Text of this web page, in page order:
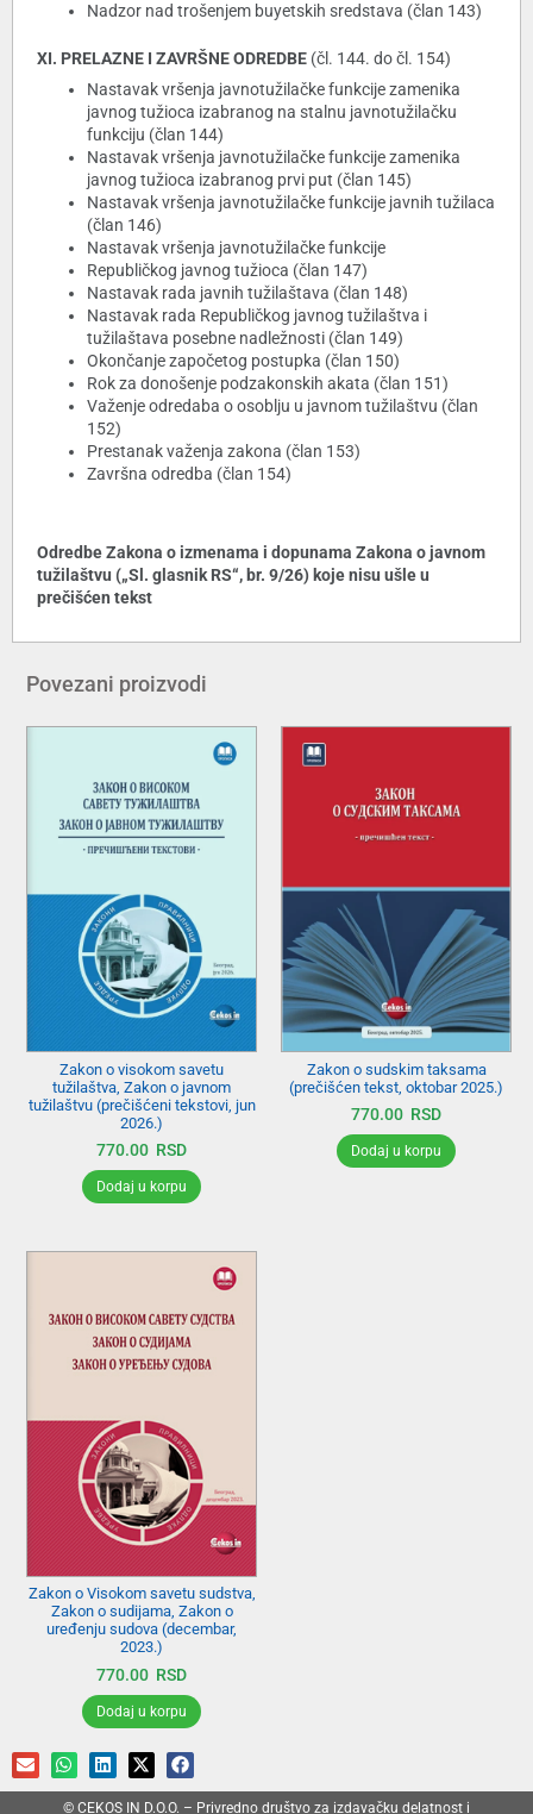
Nadzor nad trošenjem buyetskih sredstava (član 143)
XI. PRELAZNE I ZAVRŠNE ODREDBE (čl. 144. do čl. 154)
Nastavak vršenja javnotužilačke funkcije zamenika
javnog tužioca izabranog na stalnu javnotužilačku
funkciju (član 144)
Nastavak vršenja javnotužilačke funkcije zamenika
javnog tužioca izabranog prvi put (član 145)
Nastavak vršenja javnotužilačke funkcije javnih tužilaca
(član 146)
Nastavak vršenja javnotužilačke funkcije
Republičkog javnog tužioca (član 147)
Nastavak rada javnih tužilaštava (član 148)
Nastavak rada Republičkog javnog tužilaštva i
tužilaštava posebne nadležnosti (član 149)
Okončanje započetog postupka (član 150)
Rok za donošenje podzakonskih akata (član 151)
Važenje odredaba o osoblju u javnom tužilaštvu (član
152)
Prestanak važenja zakona (član 153)
Završna odredba (član 154)
Odredbe Zakona o izmenama i dopunama Zakona o javnom
tužilaštvu („Sl. glasnik RS“, br. 9/26) koje nisu ušle u
prečišćen tekst
Povezani proizvodi
Zakon o visokom savetu
tužilaštva, Zakon o javnom
tužilaštvu (prečišćeni tekstovi, jun
2026.)
770.00 RSD
Dodaj u korpu
Zakon o sudskim taksama
(prečišćen tekst, oktobar 2025.)
770.00 RSD
Dodaj u korpu
Zakon o Visokom savetu sudstva,
Zakon o sudijama, Zakon o
uređenju sudova (decembar,
2023.)
770.00 RSD
Dodaj u korpu
© CEKOS IN D.O.O. – Privredno društvo za izdavačku delatnost i